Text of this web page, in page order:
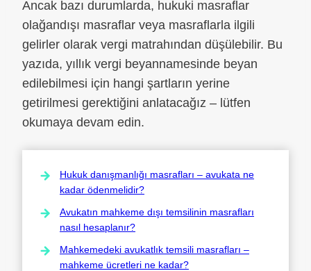
Ancak bazı durumlarda, hukuki masraflar
olağandışı masraflar veya masraflarla ilgili
gelirler olarak vergi matrahından düşülebilir. Bu
yazıda, yıllık vergi beyannamesinde beyan
edilebilmesi için hangi şartların yerine
getirilmesi gerektiğini anlatacağız – lütfen
okumaya devam edin.
Hukuk danışmanlığı masrafları – avukata ne
kadar ödenmelidir?
Avukatın mahkeme dışı temsilinin masrafları
nasıl hesaplanır?
Mahkemedeki avukatlık temsili masrafları –
mahkeme ücretleri ne kadar?